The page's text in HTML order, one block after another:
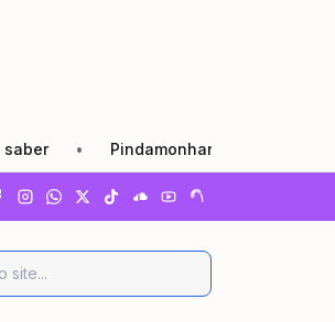
• Pindamonhangaba lança Agosto